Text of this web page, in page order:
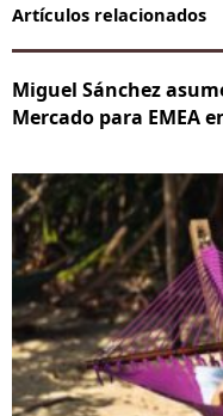
Artículos relacionados
Miguel Sánchez
Mercado para EMEA